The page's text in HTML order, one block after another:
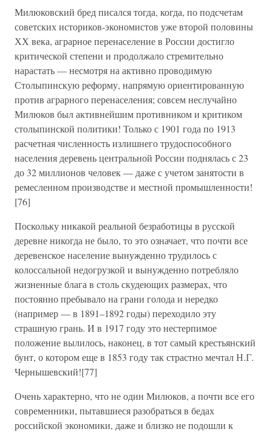
Милюковский бред писался тогда, когда, по подсчетам
советских историков-экономистов уже второй половины
ХХ века, аграрное перенаселение в России достигло
критической степени и продолжало стремительно
нарастать — несмотря на активно проводимую
Столыпинскую реформу, напрямую ориентированную
против аграрного перенаселения; совсем неслучайно
Милюков был активнейшим противником и критиком
столыпинской политики! Только с 1901 года по 1913
расчетная численность излишнего трудоспособного
населения деревень центральной России поднялась с 23
до 32 миллионов человек — даже с учетом занятости в
ремесленном производстве и местной промышленности!
[76]
Поскольку никакой реальной безработицы в русской
деревне никогда не было, то это означает, что почти все
деревенское население вынужденно трудилось с
колоссальной недогрузкой и вынужденно потребляло
жизненные блага в столь скудеющих размерах, что
постоянно пребывало на грани голода и нередко
(например — в 1891–1892 годы) переходило эту
страшную грань. И в 1917 году это нестерпимое
положение вылилось, наконец, в тот самый крестьянский
бунт, о котором еще в 1853 году так страстно мечтал Н.Г.
Чернышевский![77]
Очень характерно, что не один Милюков, а почти все его
современники, пытавшиеся разобраться в бедах
российской экономики, даже и близко не подошли к